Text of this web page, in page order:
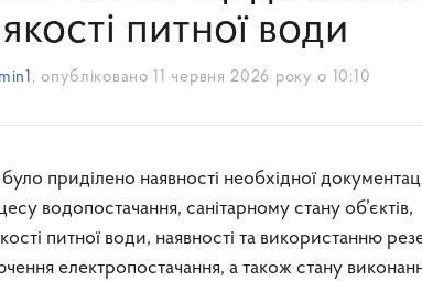
якості питної води
, опубліковано 11 червня 2026 року о 10:10
водопостачання, санітарному стану об’єктів,
питної води, наявності та використанню
електропостачання, а також стану